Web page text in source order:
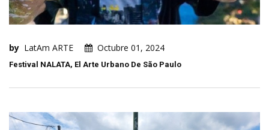
by LatAm ARTE Octubre 01, 2024
Festival NALATA, El Arte Urbano De São Paulo